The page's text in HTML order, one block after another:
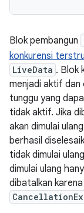
Blok pembangun
konkurensi
LiveData . Blok
menjadi aktif
tunggu yang
tidak aktif. Jika
akan dimulai
berhasil
tidak dimulai
dimulai ulang
dibatalkan